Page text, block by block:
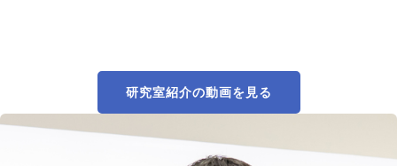
研究室紹介の動画を見る